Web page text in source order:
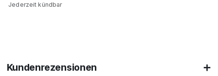
Jederzeit kündbar
Kundenrezensionen